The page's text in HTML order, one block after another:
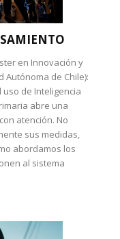
en Innovación y
Autónoma de Chile):
de Inteligencia
abre una
atención. No
sus medidas,
abordamos los
al sistema